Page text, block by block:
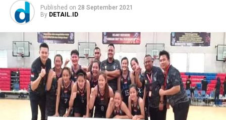
Published on 28 September 2021
By DETAIL.ID